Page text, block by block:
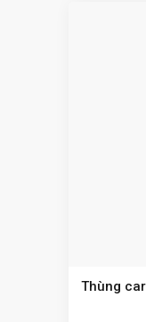
Thùng